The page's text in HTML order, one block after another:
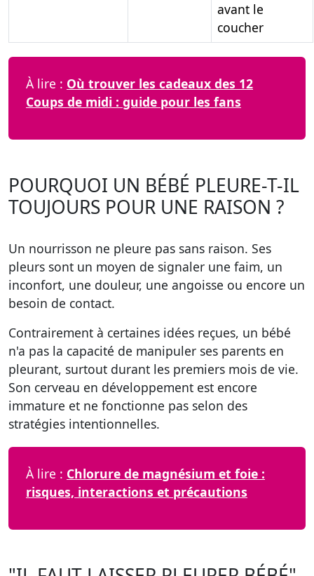
avant le
coucher
À lire : Où trouver les cadeaux des 12
Coups de midi : guide pour les fans
POURQUOI UN BÉBÉ PLEURE-T-IL
TOUJOURS POUR UNE RAISON ?
Un nourrisson ne pleure pas sans raison. Ses
pleurs sont un moyen de signaler une faim, un
inconfort, une douleur, une angoisse ou encore un
besoin de contact.
Contrairement à certaines idées reçues, un bébé
n'a pas la capacité de manipuler ses parents en
pleurant, surtout durant les premiers mois de vie.
Son cerveau en développement est encore
immature et ne fonctionne pas selon des
stratégies intentionnelles.
À lire : Chlorure de magnésium et foie :
risques, interactions et précautions